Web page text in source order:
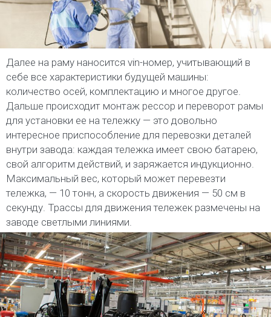
Далее на раму наносится vin-номер, учитывающий в
себе все характеристики будущей машины:
количество осей, комплектацию и многое другое.
Дальше происходит монтаж рессор и переворот рамы
для установки ее на тележку — это довольно
интересное приспособление для перевозки деталей
внутри завода: каждая тележка имеет свою батарею,
свой алгоритм действий, и заряжается индукционно.
Максимальный вес, который может перевезти
тележка, — 10 тонн, а скорость движения — 50 см в
секунду. Трассы для движения тележек размечены на
заводе светлыми линиями.